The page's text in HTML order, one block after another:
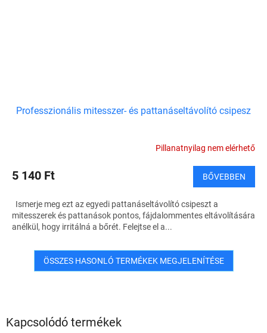
Kapcsolódó termékek
Professzionális mitesszer- és pattanáseltávolító csipesz
Pillanatnyilag nem elérhető
5 140 Ft BŐVEBBEN
Ismerje meg ezt az egyedi pattanáseltávolító csipeszt a
mitesszerek és pattanások pontos, fájdalommentes eltávolítására
anélkül, hogy irritálná a bőrét. Felejtse el a...
ÖSSZES HASONLÓ TERMÉKEK MEGJELENÍTÉSE